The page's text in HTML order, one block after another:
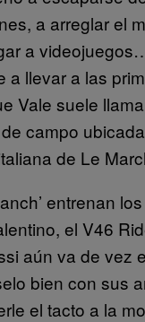
a arreglar el
a
a llevar a las
Vale suele
campo
de Le
entrenan
el V46
aún va de vez
bien con sus
el tacto a la